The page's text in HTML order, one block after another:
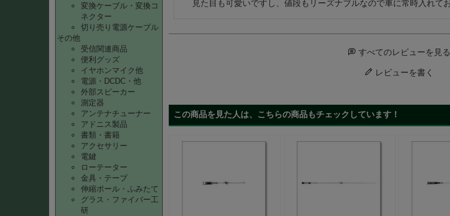
変換ケーブル・変換コ
ネクター
切り売り電源ケーブル
その他
受信関連商品
便利グッズ
イヤホンマイク他
電源・DCDC・他
外部スピーカー
測定器
アンテナチューナー
アドニス製品
書類・書籍
アクセサリー
電鍵
ローテーター
金具・テープ
伸縮ポール・ふみたて
グラス・ファイバー工
研
すべてのレビューを見る
レビューを書く
この商品を見た人は、こちらの商品もチェックしています！